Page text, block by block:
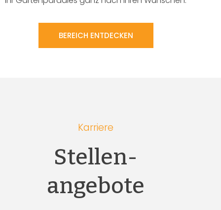
BEREICH ENTDECKEN
Karriere
Stellen-
angebote